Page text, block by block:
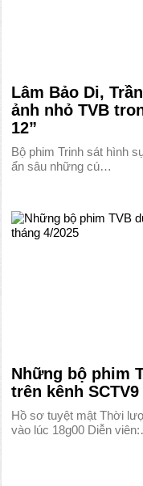
Lâm Bảo Di,
ảnh nhỏ TVB
12”
Bộ phim Trinh sát hình
ẩn sâu những cú…
Những bộ phim
trên kênh
Hồ sơ tuyệt mật Thời
vào lúc 18g00 Diễn